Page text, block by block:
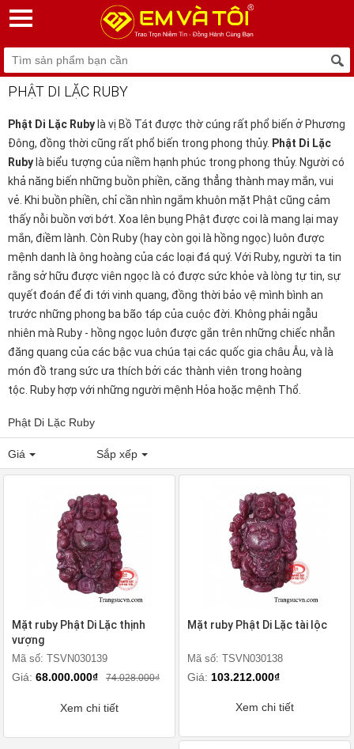
PHẬT DI LẶC RUBY
Phật Di Lặc Ruby là vị Bồ Tát được thờ cúng rất phổ biến ở Phương
Đông, đồng thời cũng rất phổ biến trong phong thủy. Phật Di Lặc
Ruby là biểu tượng của niềm hạnh phúc trong phong thủy. Người có
khả năng biến những buồn phiền, căng thẳng thành may mắn, vui
vẻ. Khi buồn phiền, chỉ cần nhìn ngắm khuôn mặt Phật cũng cảm
thấy nỗi buồn vơi bớt. Xoa lên bụng Phật được coi là mang lại may
mắn, điềm lành. Còn Ruby (hay còn gọi là hồng ngọc) luôn được
mệnh danh là ông hoàng của các loại đá quý. Với Ruby, người ta tin
rằng sở hữu được viên ngọc là có được sức khỏe và lòng tự tin, sự
quyết đoán để đi tới vinh quang, đồng thời bảo vệ mình bình an
trước những phong ba bão táp của cuộc đời. Không phải ngẫu
nhiên mà Ruby - hồng ngọc luôn được gắn trên những chiếc nhẫn
đăng quang của các bậc vua chúa tại các quốc gia châu Âu, và là
món đồ trang sức ưa thích bởi các thành viên trong hoàng
tộc. Ruby hợp với những người mệnh Hỏa hoặc mệnh Thổ.
Phật Di Lặc Ruby
Giá Sắp xếp
Mặt ruby Phật Di Lặc thịnh
vượng
Mã số: TSVN030139
Giá: 68.000.000₫ 74.028.000₫
Xem chi tiết
Mặt ruby Phật Di Lặc tài lộc
Mã số: TSVN030138
Giá: 103.212.000₫
Xem chi tiết